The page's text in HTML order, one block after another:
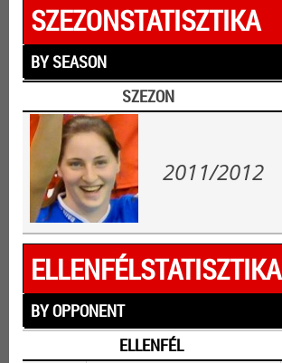
SZEZONSTATISZTIKA
BY SEASON
SZEZON
2011/2012
ELLENFÉLSTATISZTIKA
BY OPPONENT
ELLENFÉL